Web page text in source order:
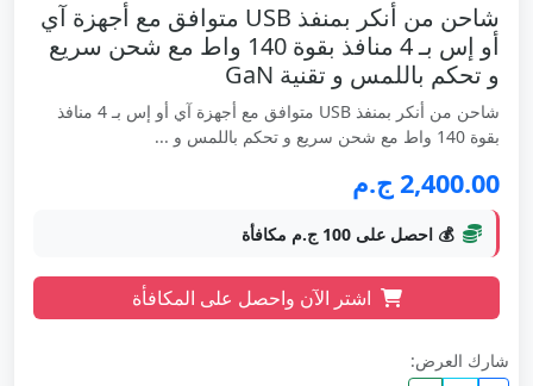
شاحن من أنكر بمنفذ USB متوافق مع أجهزة آي
أو إس بـ 4 منافذ بقوة 140 واط مع شحن سريع
و تحكم باللمس و تقنية GaN
شاحن من أنكر بمنفذ USB متوافق مع أجهزة آي أو إس بـ 4 منافذ
بقوة 140 واط مع شحن سريع و تحكم باللمس و ...
2,400.00 ج.م
💰 احصل على 100 ج.م مكافأة
اشتر الآن واحصل على المكافأة
شارك العرض: